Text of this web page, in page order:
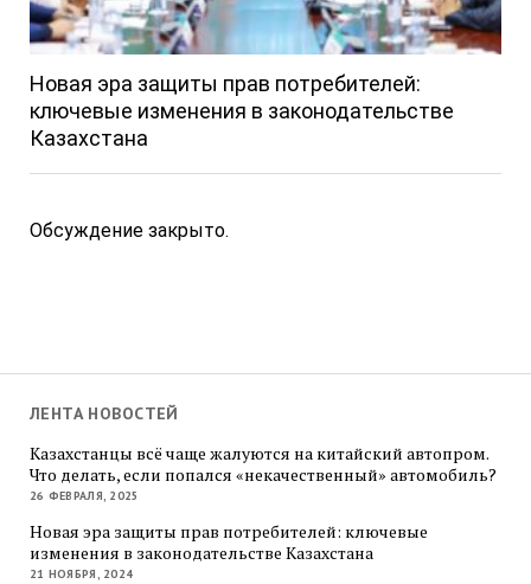
Новая эра защиты прав потребителей:
ключевые изменения в законодательстве
Казахстана
Обсуждение закрыто.
ЛЕНТА НОВОСТЕЙ
Казахстанцы всё чаще жалуются на китайский автопром.
Что делать, если попался «некачественный» автомобиль?
26 ФЕВРАЛЯ, 2025
Новая эра защиты прав потребителей: ключевые
изменения в законодательстве Казахстана
21 НОЯБРЯ, 2024